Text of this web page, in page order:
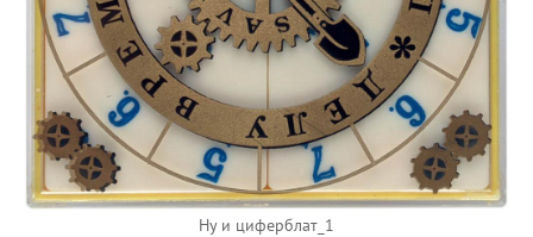
Ну и циферблат_1